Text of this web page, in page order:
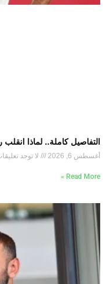
التفاصيل كاملة.. لماذا
أغسطس 6, 2026 لا توجد
Read More »